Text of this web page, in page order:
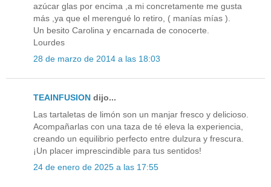
azúcar glas por encima ,a mi concretamente me gusta
más ,ya que el merengué lo retiro, ( manías mías ).
Un besito Carolina y encarnada de conocerte.
Lourdes
28 de marzo de 2014 a las 18:03
TEAINFUSION dijo...
Las tartaletas de limón son un manjar fresco y delicioso.
Acompañarlas con una taza de té eleva la experiencia,
creando un equilibrio perfecto entre dulzura y frescura.
¡Un placer imprescindible para tus sentidos!
24 de enero de 2025 a las 17:55